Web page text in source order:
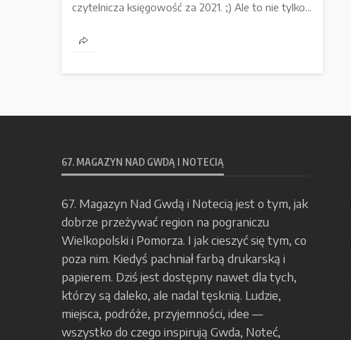
czytelnicza księgowość za 2021. ;) Ale to nie tylko...
67. MAGAZYN NAD GWDĄ I NOTECIĄ
67. Magazyn Nad Gwdą i Notecią jest o tym, jak
dobrze przeżywać region na pograniczu
Wielkopolski i Pomorza. I jak cieszyć się tym, co
poza nim. Kiedyś pachniał farbą drukarską i
papierem. Dziś jest dostępny nawet dla tych,
którzy są daleko, ale nadal tęsknią. Ludzie,
miejsca, podróże, przyjemności, idee —
wszystko do czego inspirują Gwda, Noteć,